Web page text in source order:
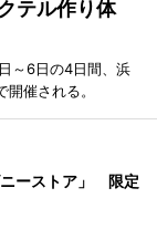
テル作り体
～6日の4日間、浜
催される。
ニーストア」 限定